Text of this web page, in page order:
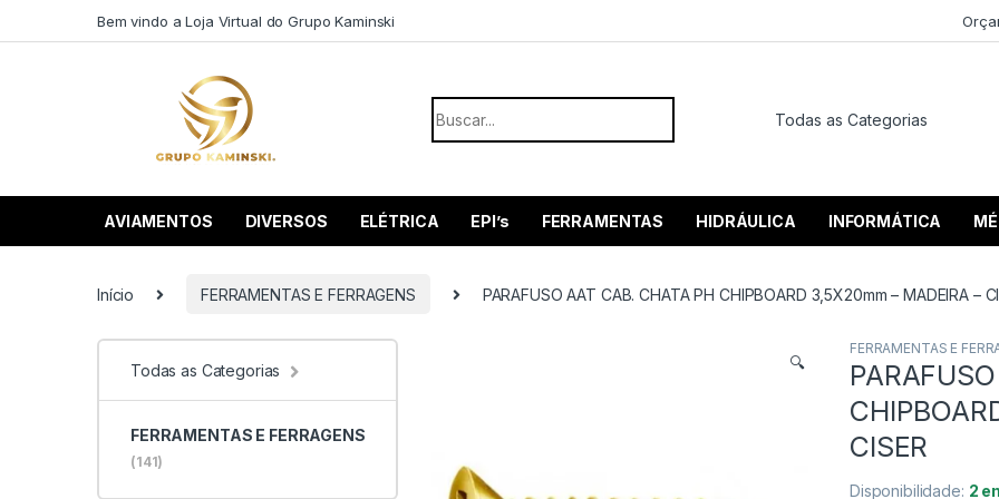
Bem vindo a Loja Virtual do Grupo Kaminski
Procurar por:
AVIAMENTOS DIVERSOS ELÉTRICA EPI’s FERRAMENTAS HIDRÁULICA INFORMÁTICA
Início FERRAMENTAS E FERRAGENS PARAFUSO AAT CAB. CHATA PH CHIPBOARD 3,5X20mm – MADEIRA –
🔍
FERRAMENTAS E
CISER
Disponibilidade: 2
Todas as Categorias
FERRAMENTAS E FERRAGENS
(141)